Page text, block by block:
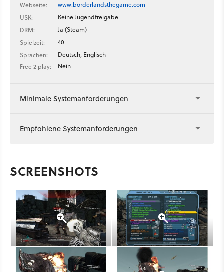
Webseite:
www.borderlandsthegame.com
USK:
Keine Jugendfreigabe
DRM:
Ja (Steam)
Spielzeit:
40
Sprachen:
Deutsch, Englisch
Free 2 play:
Nein
Minimale Systemanforderungen
Empfohlene Systemanforderungen
SCREENSHOTS